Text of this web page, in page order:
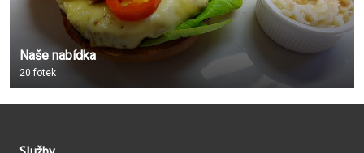
Naše nabídka
20 fotek